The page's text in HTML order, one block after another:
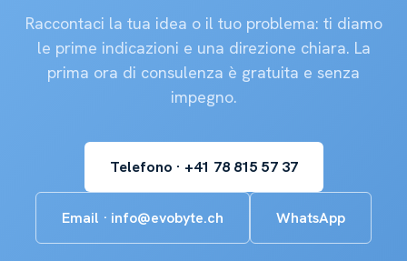
Raccontaci la tua idea o il tuo problema: ti diamo
le prime indicazioni e una direzione chiara. La
prima ora di consulenza è gratuita e senza
impegno.
Telefono · +41 78 815 57 37
Email · info@evobyte.ch WhatsApp